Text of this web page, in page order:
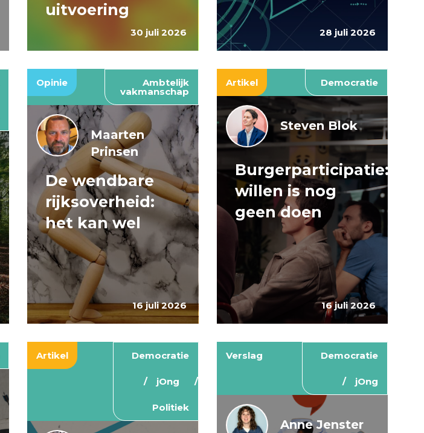
30 juli 2026
uitvoering
28 juli 2026
Opinie Ambtelijk
vakmanschap
16 juli 2026
Maarten
Prinsen
De wendbare
rijksoverheid:
het kan wel
Artikel Democratie
16 juli 2026
Steven Blok
Burgerparticipatie:
willen is nog
geen doen
Artikel Democratie
jOng
Politiek
Verslag Democratie
jOng
Anne Jenster